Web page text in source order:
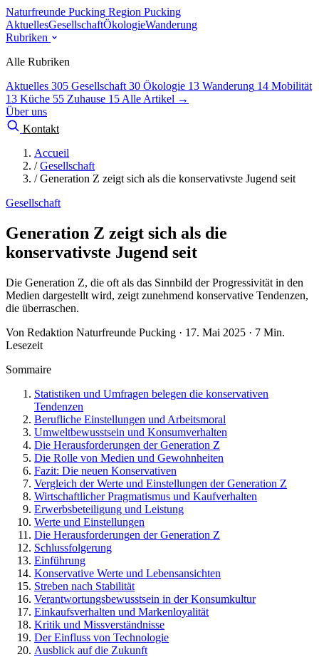
Naturfreunde Pucking Region Pucking
AktuellesGesellschaftÖkologieWanderung
Rubriken
Alle Rubriken
Aktuelles 305 Gesellschaft 30 Ökologie 13 Wanderung 14 Mobilität
13 Küche 55 Zuhause 15 Alle Artikel →
Über uns
Kontakt
Accueil
/ Gesellschaft
/ Generation Z zeigt sich als die konservativste Jugend seit
Gesellschaft
Generation Z zeigt sich als die
konservativste Jugend seit
Die Generation Z, die oft als das Sinnbild der Progressivität in den
Medien dargestellt wird, zeigt zunehmend konservative Tendenzen,
die überraschen.
Von Redaktion Naturfreunde Pucking · 17. Mai 2025 · 7 Min.
Lesezeit
Sommaire
Statistiken und Umfragen belegen die konservativen
Tendenzen
Berufliche Einstellungen und Arbeitsmoral
Umweltbewusstsein und Konsumverhalten
Die Herausforderungen der Generation Z
Die Rolle von Medien und Gewohnheiten
Fazit: Die neuen Konservativen
Vergleich der Werte und Einstellungen der Generation Z
Wirtschaftlicher Pragmatismus und Kaufverhalten
Erwerbsbeteiligung und Leistung
Werte und Einstellungen
Die Herausforderungen der Generation Z
Schlussfolgerung
Einführung
Konservative Werte und Lebensansichten
Streben nach Stabilität
Verantwortungsbewusstsein in der Konsumkultur
Einkaufsverhalten und Markenloyalität
Kritik und Missverständnisse
Der Einfluss von Technologie
Ausblick auf die Zukunft